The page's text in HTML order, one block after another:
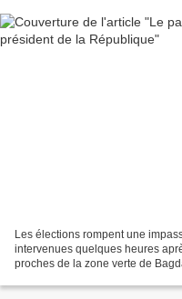
Les élections rompent une
intervenues quelques heures
proches de la zone verte de